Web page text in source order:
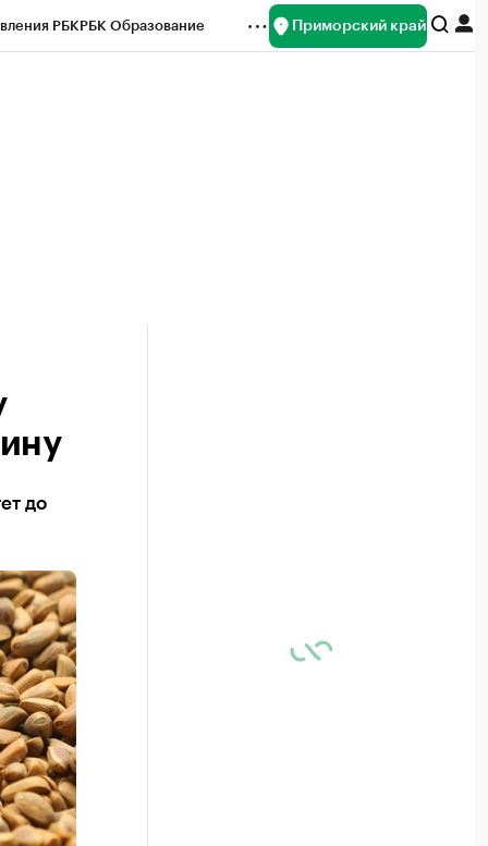
РБКРБК Образование Приморский край
до